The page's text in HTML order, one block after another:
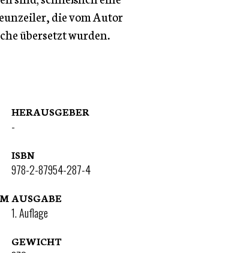
die vom Autor
übersetzt wurden.
HERAUSGEBER
-
ISBN
978-2-87954-287-4
AUSGABE
1. Auflage
GEWICHT